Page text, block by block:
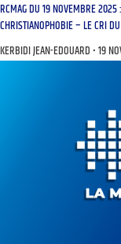
RCMAG DU 19 NOVEMBRE 2025
CHRISTIANOPHOBIE – LE CRI
KERBIDI JEAN-EDOUARD 19